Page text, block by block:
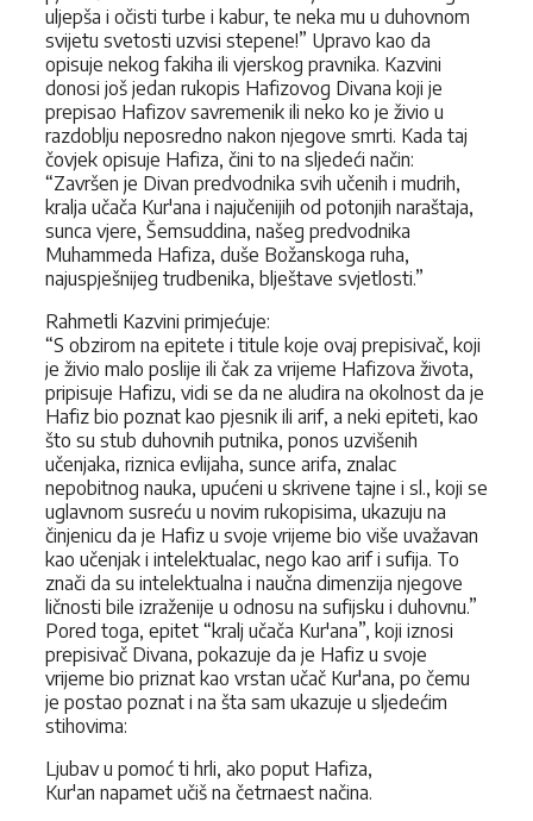
uljepša i očisti turbe i kabur, te neka mu u duhovnom
svijetu svetosti uzvisi stepene!” Upravo kao da
opisuje nekog fakiha ili vjerskog pravnika. Kazvini
donosi još jedan rukopis Hafizovog Divana koji je
prepisao Hafizov savremenik ili neko ko je živio u
razdoblju neposredno nakon njegove smrti. Kada taj
čovjek opisuje Hafiza, čini to na sljedeći način:
“Završen je Divan predvodnika svih učenih i mudrih,
kralja učača Kur'ana i najučenijih od potonjih naraštaja,
sunca vjere, Šemsuddina, našeg predvodnika
Muhammeda Hafiza, duše Božanskoga ruha,
najuspješnijeg trudbenika, blještave svjetlosti.”
Rahmetli Kazvini primjećuje:
“S obzirom na epitete i titule koje ovaj prepisivač, koji
je živio malo poslije ili čak za vrijeme Hafizova života,
pripisuje Hafizu, vidi se da ne aludira na okolnost da je
Hafiz bio poznat kao pjesnik ili arif, a neki epiteti, kao
što su stub duhovnih putnika, ponos uzvišenih
učenjaka, riznica evlijaha, sunce arifa, znalac
nepobitnog nauka, upućeni u skrivene tajne i sl., koji se
uglavnom susreću u novim rukopisima, ukazuju na
činjenicu da je Hafiz u svoje vrijeme bio više uvažavan
kao učenjak i intelektualac, nego kao arif i sufija. To
znači da su intelektualna i naučna dimenzija njegove
ličnosti bile izraženije u odnosu na sufijsku i duhovnu.”
Pored toga, epitet “kralj učača Kur'ana”, koji iznosi
prepisivač Divana, pokazuje da je Hafiz u svoje
vrijeme bio priznat kao vrstan učač Kur'ana, po čemu
je postao poznat i na šta sam ukazuje u sljedećim
stihovima:
Ljubav u pomoć ti hrli, ako poput Hafiza,
Kur'an napamet učiš na četrnaest načina.